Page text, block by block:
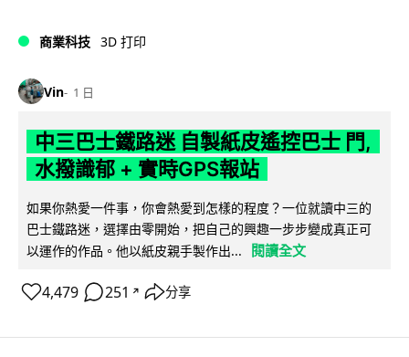
商業科技 3D 打印
Vin 1 日
中三巴士鐵路迷 自製紙皮遙控巴士 門,
水撥識郁 + 實時GPS報站
如果你熱愛一件事，你會熱愛到怎樣的程度？一位就讀中三的
巴士鐵路迷，選擇由零開始，把自己的興趣一步步變成真正可
以運作的作品。他以紙皮親手製作出...
閱讀全文
4,479 251 ↗ 分享